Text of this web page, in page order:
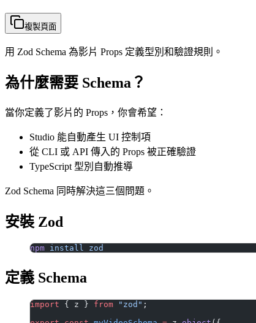
複製頁面
用 Zod Schema 為影片 Props 定義型別和驗證規則。
為什麼需要 Schema？
當你定義了影片的 Props，你會希望：
Studio 能自動產生 UI 控制項
從 CLI 或 API 傳入的 Props 被正確驗證
TypeScript 型別自動推導
Zod Schema 同時解決這三個問題。
安裝 Zod
npm install zod
定義 Schema
import { z } from "zod" ;